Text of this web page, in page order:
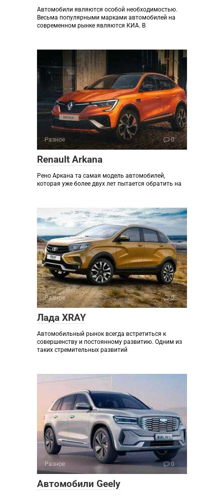
Автомобили являются особой необходимостью.
Весьма популярными марками автомобилей на
современном рынке являются КИА. В
Разное 0
Renault Arkana
Рено Аркана та самая модель автомобилей,
которая уже более двух лет пытается обратить на
Разное 0
Лада XRAY
Автомобильный рынок всегда встретиться к
совершенству и постоянному развитию. Одним из
таких стремительных развитий
Разное 0
Автомобили Geely